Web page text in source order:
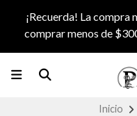
¡Recuerda! La compra
comprar menos de
Inicio